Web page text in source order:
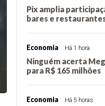
Pix amplia
bares e
Economia Há 1 hora
Ninguém acerta
para R$ 165 milhões
Economia Há 5 horas